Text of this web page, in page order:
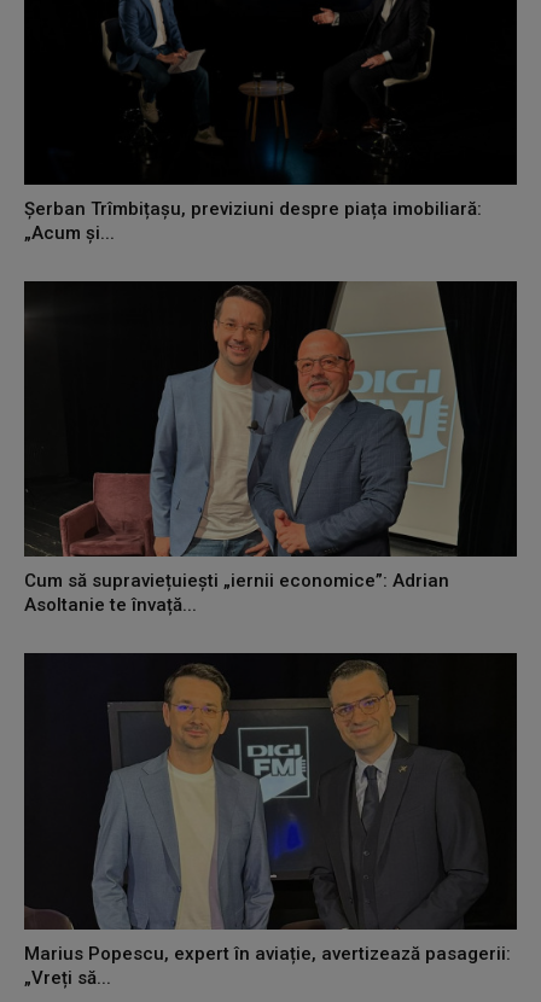
Șerban Trîmbițașu, previziuni despre piața imobiliară:
„Acum și...
Cum să supraviețuiești „iernii economice”: Adrian
Asoltanie te învață...
Marius Popescu, expert în aviație, avertizează pasagerii:
„Vreți să...